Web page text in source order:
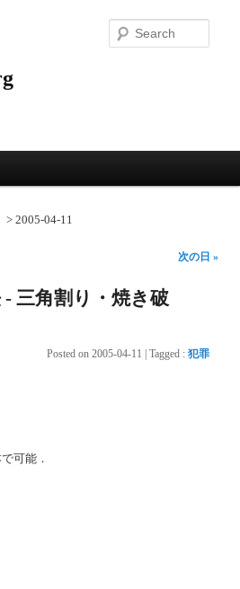
2005-04-11
次の日 »
三角割り・焼き破
Posted on 2005-04-11 Tagged : 犯罪
可能．